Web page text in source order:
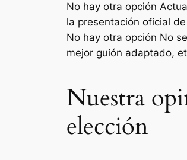
No hay otra opción
la presentación oficial
No hay otra opción No
mejor guión adaptado,
Nuestra
elección